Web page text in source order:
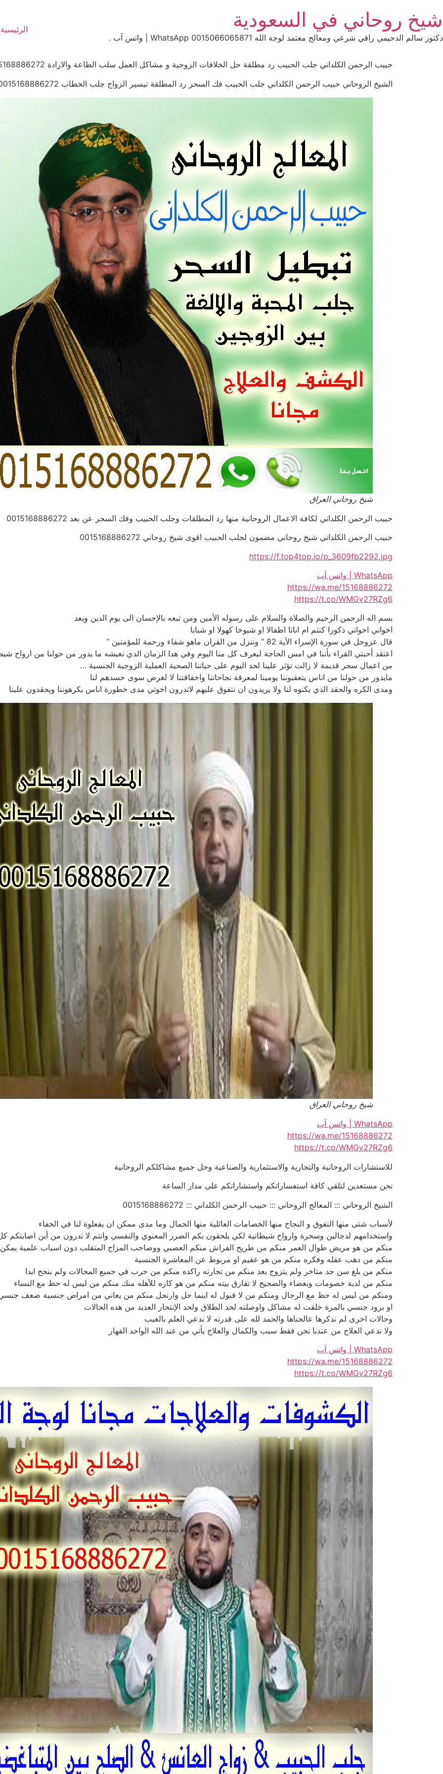
to
content
شيخ روحاني في السعودية
دكتور سالم الدحيمي راقي شرعي ومعالج معتمد لوجة الله 0015066065871 WhatsApp | واتس آب .
الرئيسية
حبيب الرحمن الكلداني جلب الحبيب رد مطلقة حل الخلافات الزوجية و مشاكل العمل سلب الطاعة والارادة 0015168886272
الشيخ الروحاني حبيب الرحمن الكلداني جلب الحبيب فك السحر رد المطلقة تيسير الزواج جلب الخطاب 0015168886272
شيخ روحاني العراق
حبيب الرحمن الكلداني لكافة الاعمال الروحانية منها رد المطلقات وجلب الحبيب وفك السحر عن بعد 0015168886272
حبيب الرحمن الكلداني شيخ روحاني مضمون لجلب الحبيب اقوى شيخ روحاني 0015168886272
https://f.top4top.io/p_3609fb2292.jpg
WhatsApp | واتس آب
https://wa.me/15168886272
https://t.co/WMGv27RZg6
بسم اله الرحمن الرحيم والصلاة والسلام على رسوله الأمين ومن تبعه بالإحسان الى يوم الدين وبعد
اخواني اخواتي ذكورا كنتم ام اناثا اطفالا او شيوخا كهولا او شبابا
قال عزوجل في سورة الإسراء الأية 82 ” وننزل من القران ماهو شفاء ورحمة للمؤمنين “
اعتقد أحبتي القراء بأننا في امس الحاجة ليعرف كل منا اليوم وفي هدا الزمان الدي نعيشه ما يدور من حولنا من ارواح
من اعمال سحر قديمة لا زالت تؤثر علينا لحد اليوم على حياتنا الصحية العملية الزوجية الجنسية …
مايدور من حولنا من اناس يتعقبوننا يومينا لمعرقة نجاحاتنا واخفاقتنا لا لغرض سوى حسدهم لنا
ومدى الكره والحقد الدي يكنوه لنا ولا يريدون ان نتفوق عليهم لاتدرون اخوتي مدى خطورة اناس يكرهوننا ويحقدون علينا
شيخ روحاني العراق
WhatsApp | واتس آب
https://wa.me/15168886272
https://t.co/WMGv27RZg6
للاستشارات الروحانية والتجارية والاستثمارية والصناعية وحل جميع مشاكلكم الروحانية
نحن مستعدين لتلقي كافة استفساراتكم واستشاراتكم على مدار الساعة
الشيخ الروحاني ::: المعالج الروحاني ::: حبيب الرحمن الكلداني ::: 0015168886272
لأسباب شتى منها التفوق و النجاح منها الخصامات العائلية منها الجمال وما مدى ممكن ان يفعلوة لنا في الخفاء
واستخدامهم لدجالين وسحرة وارواح شيطانية لكي يلحقون بكم الضرر المعنوي والنفسي وانتم لا تدرون من أين اصابتكم كل
منكم من هو مريض طوال العمر منكم من طريح الفراش منكم العصبي ووصاحب المزاج المتقلب دون اسباب علمية
منكم من دهب عقله وفكره منكم من هو عقيم او مربوط عن المعاشرة الجنسية
منكم من بلغ سن جد متاخر ولم يتزوج بعد منكم من تجارته راكده منكم من جرب في جميع المجالات ولم ينجح ابدا
منكم من لدية خصومات وبغضاء والضجيج لا تفارق بيته منكم من هو كاره للأهله منك منكم من ليس له حظ مع النساء
ومنكم من ليس له حظ مع الرجال ومنكم من لا قبول له اينما حل وارتحل منكم من يعاني من امراض جنسية ضعف
او برود جنسي بالمرة خلقت له مشاكل واوصلته لحد الطلاق ولحد الإنتحار العديد من هده الحالات
وحالات اخرى لم ندكرها عالجناها والحمد لله على قدرته لا ندعي العلم بالغيب
ولا ندعي العلاج من عندنا نحن فقط سبب والكمال والعلاج يأتي من عند الله الواحد القهار
WhatsApp | واتس آب
https://wa.me/15168886272
https://t.co/WMGv27RZg6